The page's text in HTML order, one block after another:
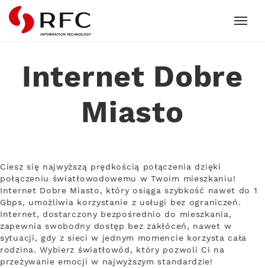
RFC
Internet Dobre
Miasto
Ciesz się najwyższą prędkością połączenia dzięki
połączeniu światłowodowemu w Twoim mieszkaniu!
Internet Dobre Miasto, który osiąga szybkość nawet do 1
Gbps, umożliwia korzystanie z usługi bez ograniczeń.
Internet, dostarczony bezpośrednio do mieszkania,
zapewnia swobodny dostęp bez zakłóceń, nawet w
sytuacji, gdy z sieci w jednym momencie korzysta cała
rodzina. Wybierz światłowód, który pozwoli Ci na
przeżywanie emocji w najwyższym standardzie!